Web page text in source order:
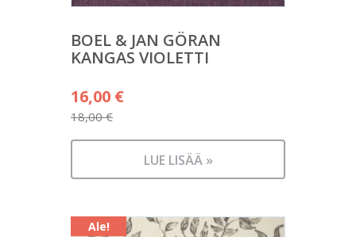
BOEL & JAN GÖRAN
KANGAS VIOLETTI
18,00€
Alkuperäinen
hinta
oli:
16,00 €
Nykyinen
on:
LUE LISÄÄ »
Ale!